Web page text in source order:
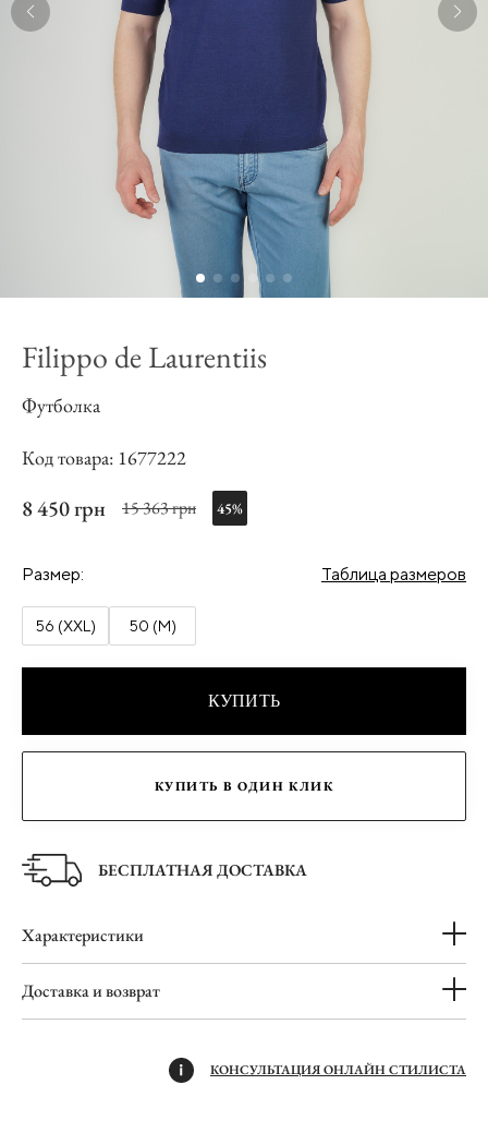
Filippo de Laurentiis
Футболка
Код товара: 1677222
8 450 грн 15 363 грн 45%
Размер: Таблица размеров
56 (XXL) 50 (M)
КУПИТЬ
КУПИТЬ В ОДИН КЛИК
БЕСПЛАТНАЯ ДОСТАВКА
Характеристики
Доставка и возврат
КОНСУЛЬТАЦИЯ ОНЛАЙН СТИЛИСТА